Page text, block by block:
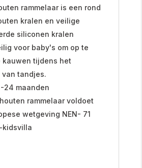
rammelaar is een rond
kralen en veilige
siliconen kralen
voor baby's om op te
kauwen tijdens het
van tandjes.
24 maanden
rammelaar voldoet
wetgeving NEN- 71
kidsvilla